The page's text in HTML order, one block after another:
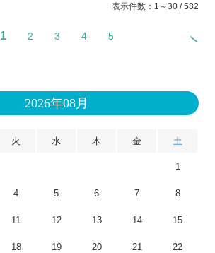
表示件数：1～30 / 582
1 2 3 4 5
2026年08月
火 水 木 金 土
1
4 5 6 7 8
11 12 13 14 15
18 19 20 21 22